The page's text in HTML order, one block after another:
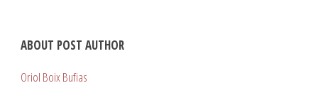
ABOUT POST AUTHOR
Oriol Boix Bufias